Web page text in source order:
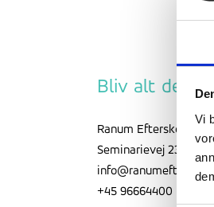
Vi
Bliv alt det
Ranum Efterskole
Seminarievej 23, 9681
+45 96664400